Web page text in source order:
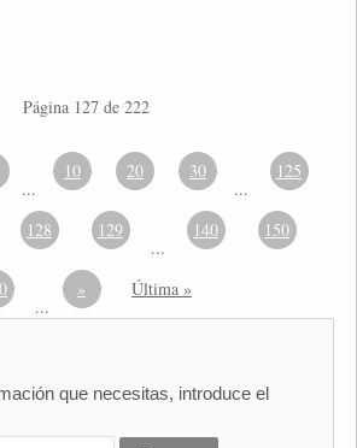
Página 127 de 222
...
10 20 30
...
125
128 129
...
140 150
...
» Última »
que necesitas, introduce el